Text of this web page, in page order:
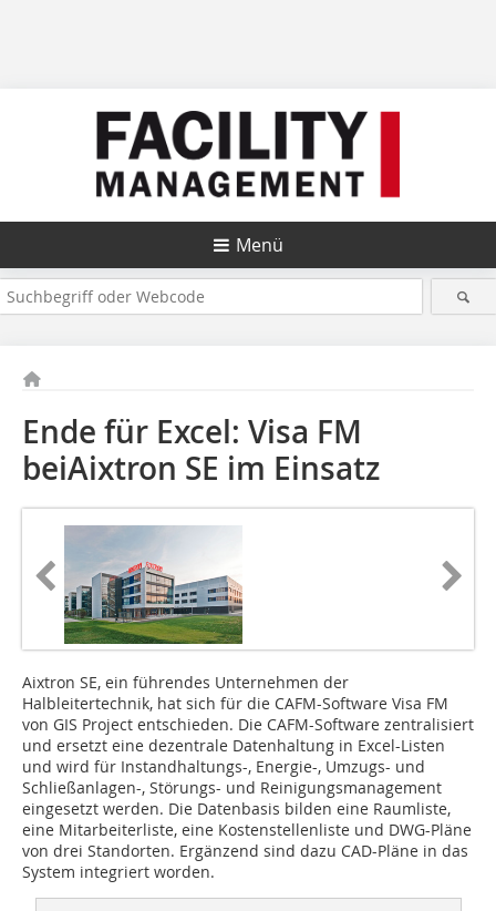
Menü
Ende für Excel: Visa FM
beiAixtron SE im Einsatz
Aixtron SE, ein führendes Unternehmen der
Halbleitertechnik, hat sich für die CAFM-Software Visa FM
von GIS Project entschieden. Die CAFM-Software zentralisiert
und ersetzt eine dezentrale Datenhaltung in Excel-Listen
und wird für Instandhaltungs-, Energie-, Umzugs- und
Schließanlagen-, Störungs- und Reinigungsmanagement
eingesetzt werden. Die Datenbasis bilden eine Raumliste,
eine Mitarbeiterliste, eine Kostenstellenliste und DWG-Pläne
von drei Standorten. Ergänzend sind dazu CAD-Pläne in das
System integriert worden.